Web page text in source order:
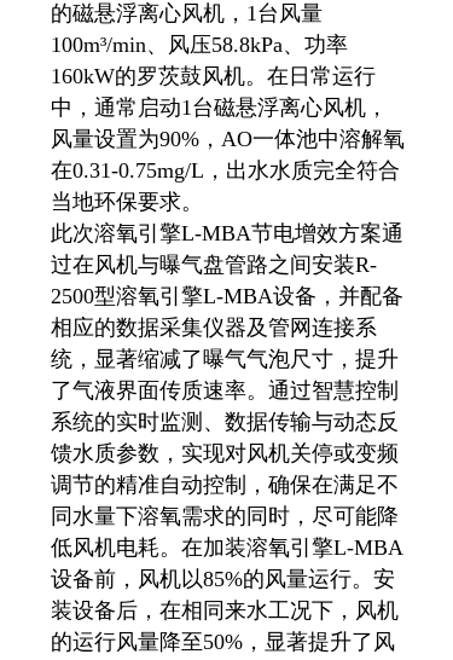
的磁悬浮离心风机，1台风量
100m³/min、风压58.8kPa、功率
160kW的罗茨鼓风机。在日常运行
中，通常启动1台磁悬浮离心风机，
风量设置为90%，AO一体池中溶解氧
在0.31-0.75mg/L，出水水质完全符合
当地环保要求。
此次溶氧引擎L-MBA节电增效方案通
过在风机与曝气盘管路之间安装R-
2500型溶氧引擎L-MBA设备，并配备
相应的数据采集仪器及管网连接系
统，显著缩减了曝气气泡尺寸，提升
了气液界面传质速率。通过智慧控制
系统的实时监测、数据传输与动态反
馈水质参数，实现对风机关停或变频
调节的精准自动控制，确保在满足不
同水量下溶氧需求的同时，尽可能降
低风机电耗。在加装溶氧引擎L-MBA
设备前，风机以85%的风量运行。安
装设备后，在相同来水工况下，风机
的运行风量降至50%，显著提升了风